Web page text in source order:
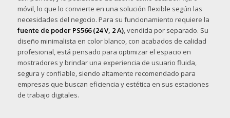
móvil, lo que lo convierte en una solución flexible según las
necesidades del negocio. Para su funcionamiento requiere la
fuente de poder PS566 (24 V, 2 A), vendida por separado. Su
diseño minimalista en color blanco, con acabados de calidad
profesional, está pensado para optimizar el espacio en
mostradores y brindar una experiencia de usuario fluida,
segura y confiable, siendo altamente recomendado para
empresas que buscan eficiencia y estética en sus estaciones
de trabajo digitales.